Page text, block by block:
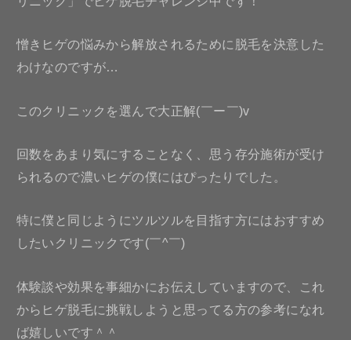
憎きヒゲの悩みから解放されるために脱毛を決意した
わけなのですが…
このクリニックを選んで大正解(￣ー￣)v
回数をあまり気にすることなく、思う存分施術が受け
られるので濃いヒゲの僕にはぴったりでした。
特に僕と同じようにツルツルを目指す方にはおすすめ
したいクリニックです(￣^￣)ゞ
体験談や効果を事細かにお伝えしていますので、これ
からヒゲ脱毛に挑戦しようと思ってる方の参考になれ
ば嬉しいです＾＾